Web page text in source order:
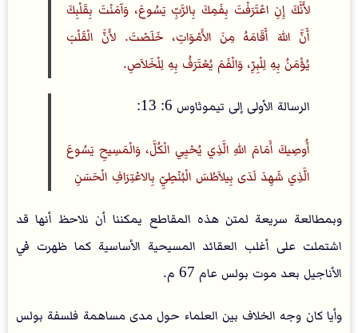
لأَنَّكَ إِنِ اعْتَرَفْتَ بِفَمِكَ بِالرَّبِّ يَسُوعَ، وَآمَنْتَ بِقَلْبِكَ
أَنَّ اللهَ أَقَامَهُ مِنَ الأَمْوَاتِ، خَلَصْتَ. لأَنَّ الْقَلْبَ
يُؤْمَنُ بِهِ لِلْبِرِّ، وَالْفَمَ يُعْتَرَفُ بِهِ لِلْخَلاَصِ.
الرسالة الأولى إلى تيموثاوس 6: 13:
أُوصِيكَ أَمَامَ اللهِ الَّذِي يُحْيِي الْكُلَّ، وَالْمَسِيحِ يَسُوعَ
الَّذِي شَهِدَ لَدَى بِيلاَطُسَ الْبُنْطِيِّ بِالاعْتِرَافِ الْحَسَنِ
وبمطالعة سريعة لمتن هذه المقاطع يمكننا أن نلاحظ أنها قد
اشتملت على أغلب العقائد المسيحية الأساسية كما ظهرت في
الأناجيل بعد موت بولس عام 67 م.
وأيا كان وجه الخلاف بين العلماء حول مدى مساهمة فلسفة بولس